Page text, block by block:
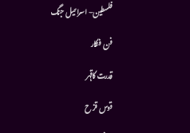
فلسطین- اسرائیل جنگ
فن فنکار
قدرت کاقہر
قوس قزح